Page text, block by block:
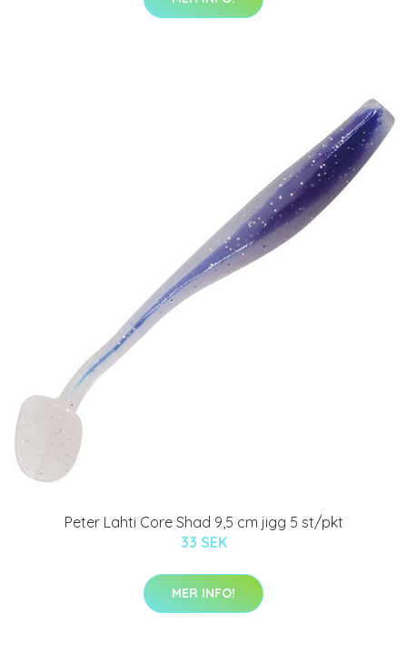
Peter Lahti Core Shad 9,5 cm jigg 5 st/pkt
33 SEK
MER INFO!